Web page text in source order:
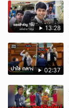
13:28
02:37